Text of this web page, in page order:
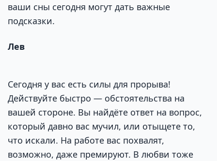
ваши сны сегодня могут дать важные
подсказки.
Лев
Сегодня у вас есть силы для прорыва!
Действуйте быстро — обстоятельства на
вашей стороне. Вы найдёте ответ на вопрос,
который давно вас мучил, или отыщете то,
что искали. На работе вас похвалят,
возможно, даже премируют. В любви тоже